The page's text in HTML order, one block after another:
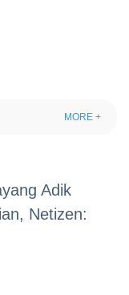
MORE +
Adik
Netizen: